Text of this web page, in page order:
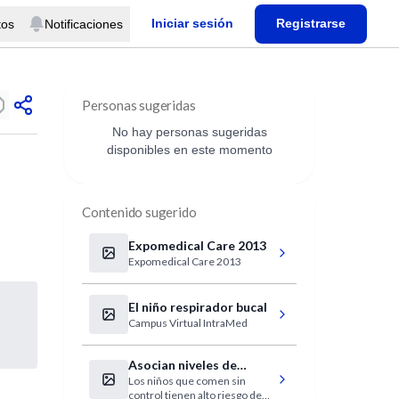
Notificaciones Iniciar sesión Registrarse
Personas sugeridas
No hay personas sugeridas
disponibles en este momento
Contenido sugerido
Expomedical Care 2013
Expomedical Care 2013
El niño respirador bucal
Campus Virtual IntraMed
Asocian niveles de
Leptina con los
Los niños que comen sin
control tienen alto riesgo de